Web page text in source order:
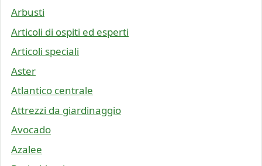
Arbusti
Articoli di ospiti ed esperti
Articoli speciali
Aster
Atlantico centrale
Attrezzi da giardinaggio
Avocado
Azalee